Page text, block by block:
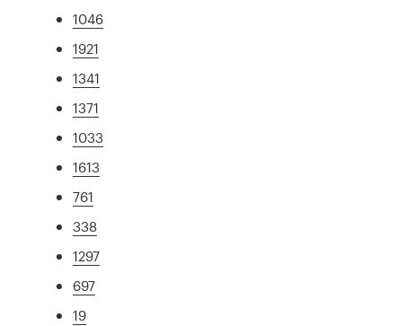
1046
1921
1341
1371
1033
1613
761
338
1297
697
19